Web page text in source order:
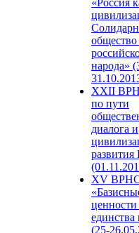
«Россия
народа»
XXII
по пути
диалога и
развития
XV
единства
(25-